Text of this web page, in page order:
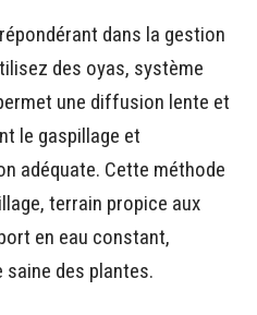
dans la gestion
des oyas, système
une diffusion lente et
le gaspillage et
adéquate. Cette méthode
terrain propice aux
en eau constant,
des plantes.